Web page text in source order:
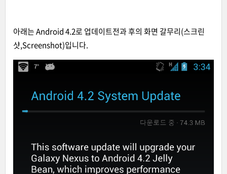
아래는 Android 4.2로 업데이트전과 후의 화면 갈무리(스크린
샷,Screenshot)입니다.